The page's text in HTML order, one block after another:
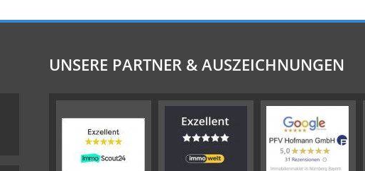
UNSERE PARTNER & AUSZEICHNUNGEN